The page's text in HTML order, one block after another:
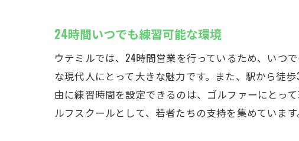
24時間いつでも練習可能な環境
ウテミルでは、24時間営業を行っているため、いつ
な現代人にとって大きな魅力です。また、駅から徒
由に練習時間を設定できるのは、ゴルファーにとっ
ルフスクールとして、若者たちの支持を集めています